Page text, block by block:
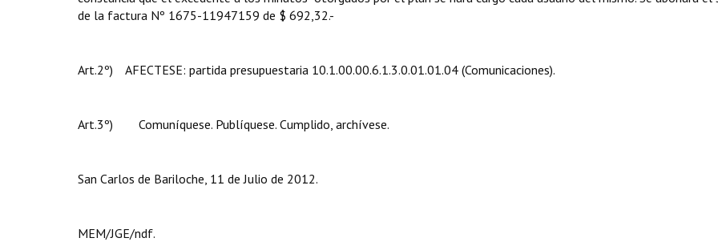
de la factura Nº 1675-11947159 de $ 692,32.-
Art.2º) AFECTESE: partida presupuestaria 10.1.00.00.6.1.3.0.01.01.04 (Comunicaciones).
Art.3º) Comuníquese. Publíquese. Cumplido, archívese.
San Carlos de Bariloche, 11 de Julio de 2012.
MEM/JGE/ndf.